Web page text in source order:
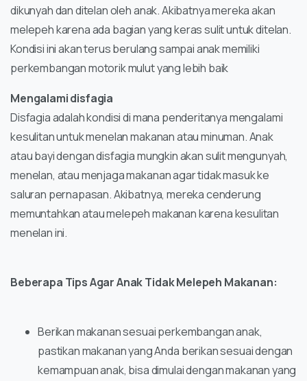
dikunyah dan ditelan oleh anak. Akibatnya mereka akan
melepeh karena ada bagian yang keras sulit untuk ditelan.
Kondisi ini akan terus berulang sampai anak memiliki
perkembangan motorik mulut yang lebih baik
Mengalami disfagia
Disfagia adalah kondisi di mana penderitanya mengalami
kesulitan untuk menelan makanan atau minuman. Anak
atau bayi dengan disfagia mungkin akan sulit mengunyah,
menelan, atau menjaga makanan agar tidak masuk ke
saluran pernapasan. Akibatnya, mereka cenderung
memuntahkan atau melepeh makanan karena kesulitan
menelan ini.
Beberapa Tips Agar Anak Tidak Melepeh Makanan:
Berikan makanan sesuai perkembangan anak,
pastikan makanan yang Anda berikan sesuai dengan
kemampuan anak, bisa dimulai dengan makanan yang